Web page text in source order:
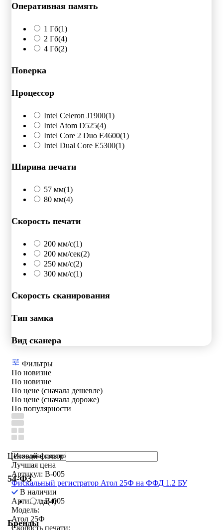
Оперативная память
1 Гб(1)
2 Гб(4)
4 Гб(2)
Поверка
Процессор
Intel Celeron J1900(1)
Intel Atom D525(4)
Intel Core 2 Duo E4600(1)
Intel Dual Core E5300(1)
Ширина печати
57 мм(1)
80 мм(4)
Скорость печати
200 мм/с(1)
200 мм/сек(2)
250 мм/c(2)
300 мм/с(1)
Скорость сканирования
Тип замка
Вид сканера
Фильтры
По новизне
По новизне
По цене (сначала дешевле)
По цене (сначала дороже)
По популярности
Ценовой фильтр
54-ФЗ
да(4)
Бренды
Лучшая цена
Артикул: B-005
Фискальный регистратор Атол 25Ф на ФФД 1.2 БУ
В наличии
Артикул: B-005
Модель:
Атол 25Ф
Скорость печати: